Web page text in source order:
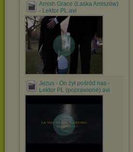
Amish Grace (Łaska Amiszów)
- Lektor PL.avi
Jezus - On żył pośród nas -
Lektor PL (poprawione).avi